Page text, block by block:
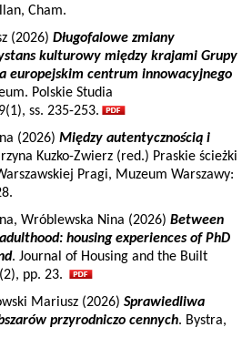
Cham.
(2026) Długofalowe zmiany
kulturowy między krajami Grupy
europejskim centrum innowacyjnego
Polskie Studia
ss. 235-253.
(2026) Między autentycznością i
Kuzko-Zwierz (red.) Praskie ścieżki
Pragi, Muzeum Warszawy:
Wróblewska Nina (2026) Between
housing experiences of PhD
. Journal of Housing and the Built
pp. 23.
Mariusz (2026) Sprawiedliwa
przyrodniczo cennych. Bystra,